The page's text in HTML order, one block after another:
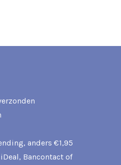
anders €1,95
Bancontact of